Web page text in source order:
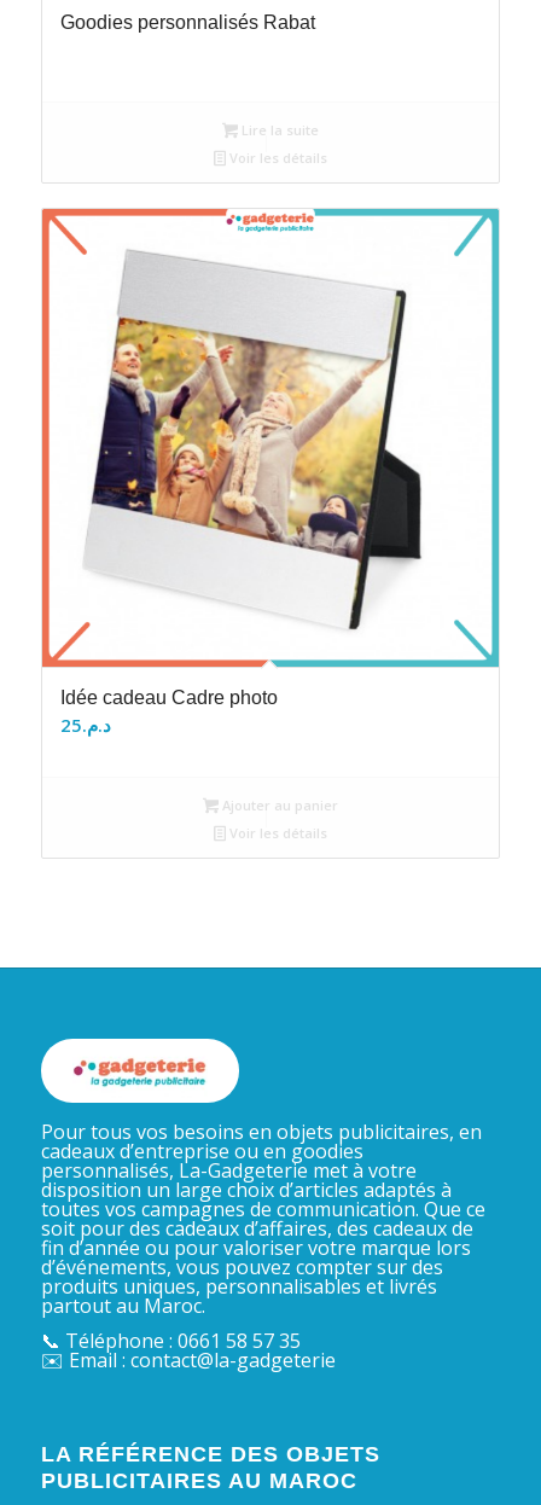
Goodies personnalisés Rabat
Lire la suite
Voir les détails
Idée cadeau Cadre photo
د.م.25
Ajouter au panier
Voir les détails
Pour tous vos besoins en objets publicitaires, en
cadeaux d’entreprise ou en goodies
personnalisés, La-Gadgeterie met à votre
disposition un large choix d’articles adaptés à
toutes vos campagnes de communication. Que ce
soit pour des cadeaux d’affaires, des cadeaux de
fin d’année ou pour valoriser votre marque lors
d’événements, vous pouvez compter sur des
produits uniques, personnalisables et livrés
partout au Maroc.
📞 Téléphone : 0661 58 57 35
✉️ Email : contact@la-gadgeterie
LA RÉFÉRENCE DES OBJETS
PUBLICITAIRES AU MAROC